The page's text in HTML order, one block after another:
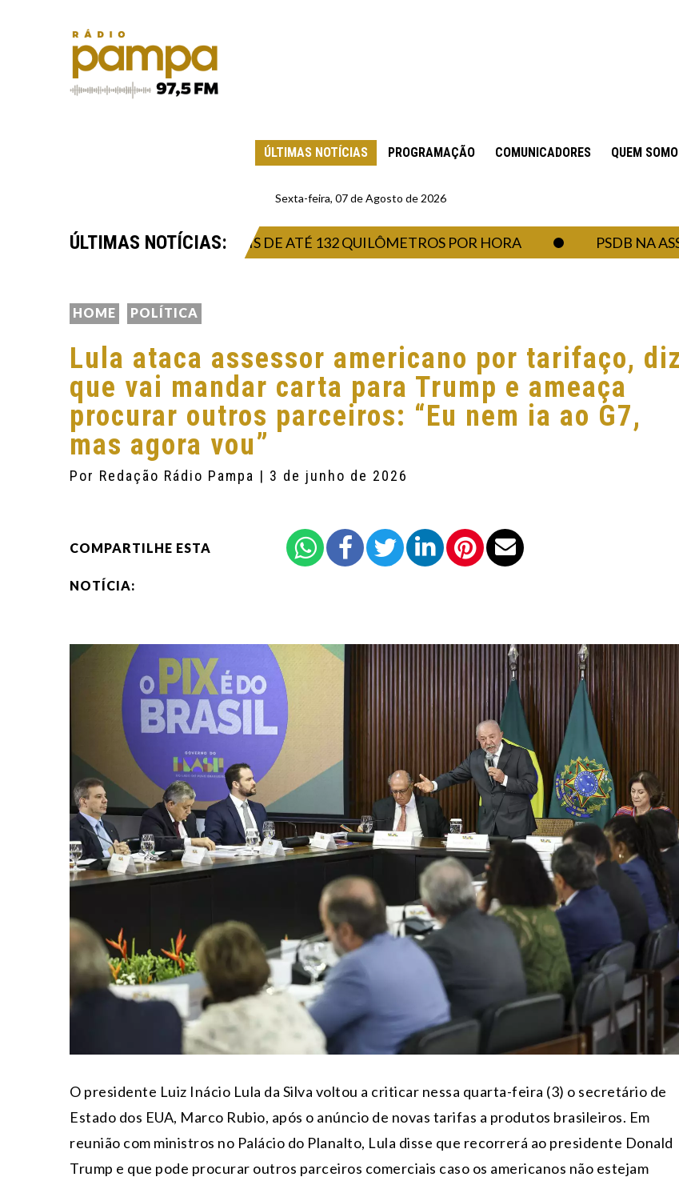
ÚLTIMAS NOTÍCIAS PROGRAMAÇÃO COMUNICADORES QUEM
Sexta-feira, 07 de Agosto de 2026
ÚLTIMAS NOTÍCIAS:
INTENSO E VENDAVAIS DE ATÉ 132 QUILÔMETROS POR HORA PSDB NA
HOME POLÍTICA
Lula ataca assessor americano por tarifaço, diz
que vai mandar carta para Trump e ameaça
procurar outros parceiros: “Eu nem ia ao G7,
mas agora vou”
Por Redação Rádio Pampa | 3 de junho de 2026
COMPARTILHE ESTA
NOTÍCIA:
O presidente Luiz Inácio Lula da Silva voltou a criticar nessa quarta-feira (3) o secretário de
Estado dos EUA, Marco Rubio, após o anúncio de novas tarifas a produtos brasileiros. Em
reunião com ministros no Palácio do Planalto, Lula disse que recorrerá ao presidente Donald
Trump e que pode procurar outros parceiros comerciais caso os americanos não estejam